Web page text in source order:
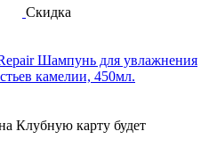
Скидка
Шампунь для увлажнения
камелии, 450мл.
Клубную карту будет